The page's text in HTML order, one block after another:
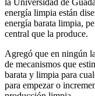
energía limpia están
energía barata limpia,
central que la produce.
Agregó que en ningún
de mecanismos que
barata y limpia para
para empezar o